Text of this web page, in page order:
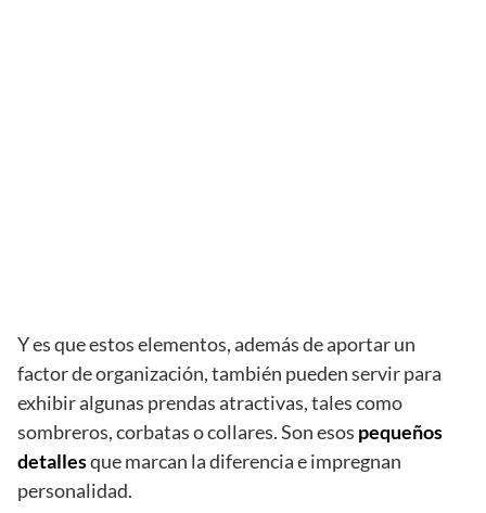
Y es que estos elementos, además de aportar un
factor de organización, también pueden servir para
exhibir algunas prendas atractivas, tales como
sombreros, corbatas o collares. Son esos pequeños
detallesque marcan la diferencia e impregnan
personalidad.